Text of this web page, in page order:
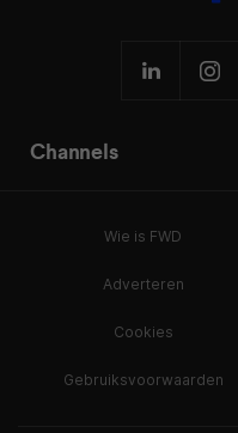
Channels
Wie is FWD
Adverteren
Cookies
Gebruiksvoorwaarden